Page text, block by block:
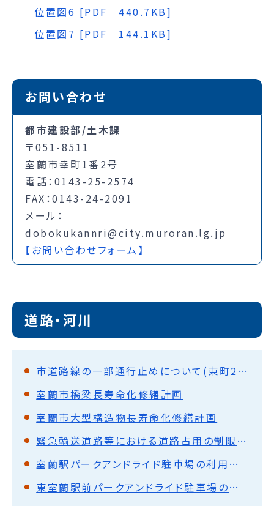
位置図6 [PDF｜440.7KB]
位置図7 [PDF｜144.1KB]
お問い合わせ
都市建設部/土木課
〒051-8511
室蘭市幸町1番2号
電話：0143-25-2574
FAX：0143-24-2091
メール：
dobokukannri@city.muroran.lg.jp
【お問い合わせフォーム】
道路・河川
市道路線の一部通行止めについて(東町2丁目)
室蘭市橋梁長寿命化修繕計画
室蘭市大型構造物長寿命化修繕計画
緊急輸送道路等における道路占用の制限について
室蘭駅パークアンドライド駐車場の利用方法について
東室蘭駅前パークアンドライド駐車場の利用方法について